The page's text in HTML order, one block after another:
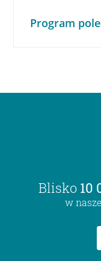
Program
Blisko 10
w